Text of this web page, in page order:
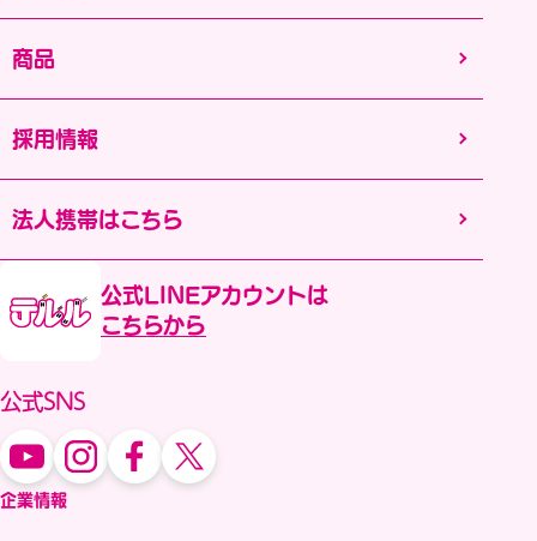
商品
採用情報
法人携帯はこちら
公式LINEアカウントは
こちらから
公式SNS
企業情報